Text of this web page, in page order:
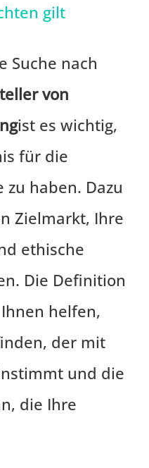
gilt
Suche nach
von
ist es wichtig,
für die
haben. Dazu
Zielmarkt, Ihre
ethische
Die Definition
helfen,
der mit
und die
die Ihre